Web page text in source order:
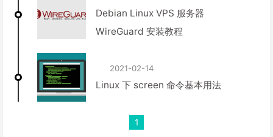
Debian Linux VPS 服务器
WireGuard 安装教程
2021-02-14
Linux 下 screen 命令基本用法
1